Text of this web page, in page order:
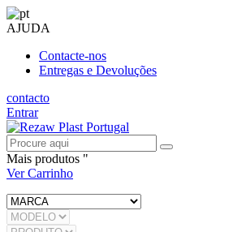
AJUDA
Contacte-nos
Entregas e Devoluções
contacto
Entrar
Mais produtos "
Ver Carrinho